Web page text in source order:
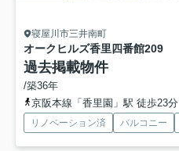
寝屋川市三井南町
オークヒルズ香里四番館209
過去掲載物件
/築36年
京阪本線「香里園」駅 徒歩23分
リノベーション済 バルコニー